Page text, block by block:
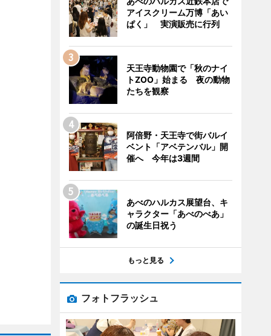
アイスクリーム万博「あい
ぱく」 実演販売に行列
天王寺動物園で「秋のナイ
トZOO」始まる 夜の動物
たちを観察
阿倍野・天王寺で街バルイ
ベント「アベテンバル」開
催へ 今年は3週間
あべのハルカス展望台、キ
ャラクター「あべのべあ」
の誕生日祝う
もっと見る
フォトフラッシュ